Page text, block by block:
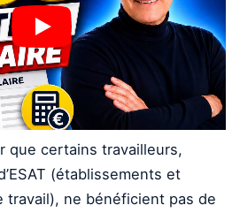
que certains travailleurs,
(établissements et
travail), ne bénéficient pas de